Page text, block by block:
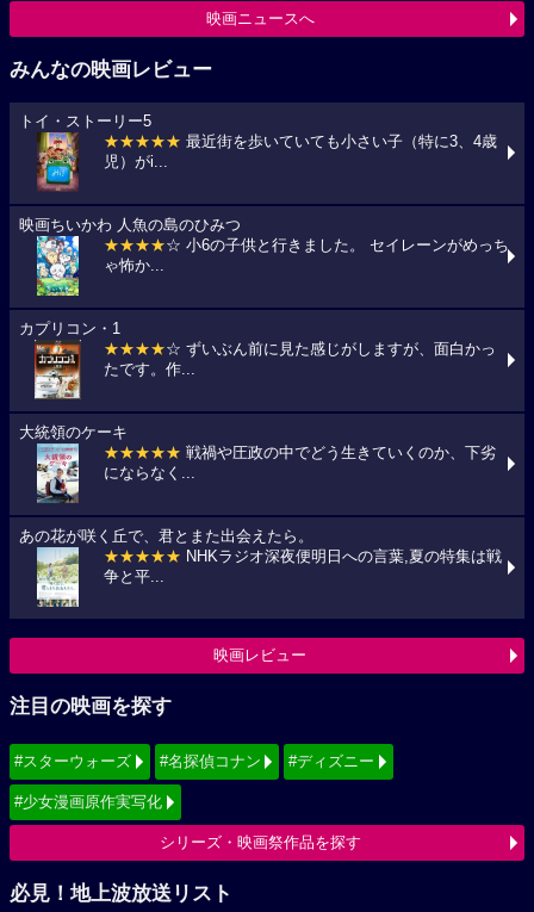
映画ニュースへ
みんなの映画レビュー
トイ・ストーリー5
★★★★★ 最近街を歩いていても小さい子（特に3、4歳
児）がi...
映画ちいかわ 人魚の島のひみつ
★★★★☆ 小6の子供と行きました。 セイレーンがめっち
ゃ怖か...
カプリコン・1
★★★★☆ ずいぶん前に見た感じがしますが、面白かっ
たです。作...
大統領のケーキ
★★★★★ 戦禍や圧政の中でどう生きていくのか、下劣
にならなく...
あの花が咲く丘で、君とまた出会えたら。
★★★★★ NHKラジオ深夜便明日への言葉,夏の特集は戦
争と平...
映画レビュー
注目の映画を探す
#スターウォーズ #名探偵コナン #ディズニー
#少女漫画原作実写化
シリーズ・映画祭作品を探す
必見！地上波放送リスト